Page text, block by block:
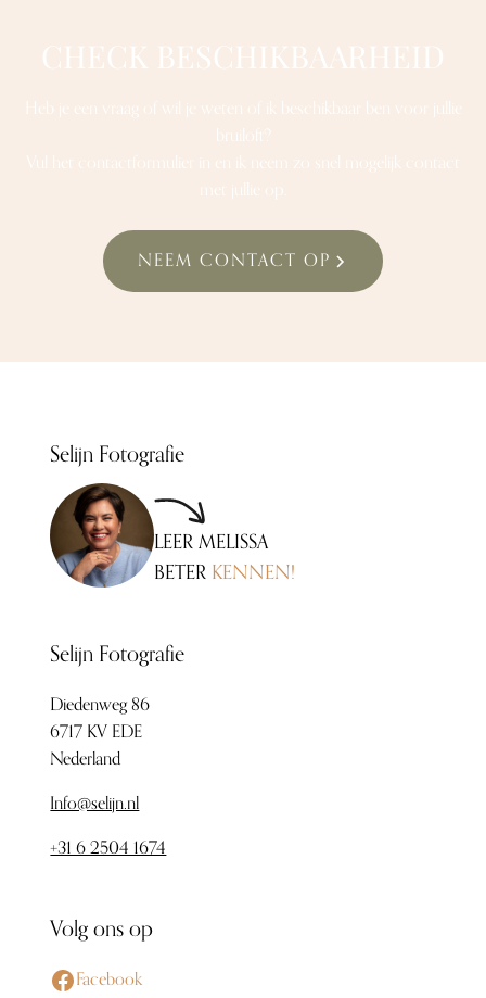
CHECK BESCHIKBAARHEID
Heb je een vraag of wil je weten of ik beschikbaar ben voor jullie
bruiloft?
Vul het contactformulier in en ik neem zo snel mogelijk contact
met jullie op.
NEEM CONTACT OP
Selijn Fotografie
LEER MELISSA
BETER KENNEN!
Selijn Fotografie
Diedenweg 86
6717 KV EDE
Nederland
Info@selijn.nl
+31 6 2504 1674
Volg ons op
Facebook